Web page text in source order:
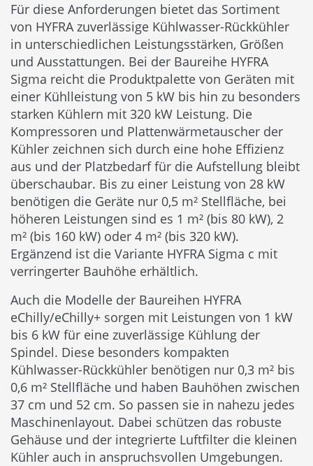
Für diese Anforderungen bietet das Sortiment
von HYFRA zuverlässige Kühlwasser-Rückkühler
in unterschiedlichen Leistungsstärken, Größen
und Ausstattungen. Bei der Baureihe HYFRA
Sigma reicht die Produktpalette von Geräten mit
einer Kühlleistung von 5 kW bis hin zu besonders
starken Kühlern mit 320 kW Leistung. Die
Kompressoren und Plattenwärmetauscher der
Kühler zeichnen sich durch eine hohe Effizienz
aus und der Platzbedarf für die Aufstellung bleibt
überschaubar. Bis zu einer Leistung von 28 kW
benötigen die Geräte nur 0,5 m² Stellfläche, bei
höheren Leistungen sind es 1 m² (bis 80 kW), 2
m² (bis 160 kW) oder 4 m² (bis 320 kW).
Ergänzend ist die Variante HYFRA Sigma c mit
verringerter Bauhöhe erhältlich.
Auch die Modelle der Baureihen HYFRA
eChilly/eChilly+ sorgen mit Leistungen von 1 kW
bis 6 kW für eine zuverlässige Kühlung der
Spindel. Diese besonders kompakten
Kühlwasser-Rückkühler benötigen nur 0,3 m² bis
0,6 m² Stellfläche und haben Bauhöhen zwischen
37 cm und 52 cm. So passen sie in nahezu jedes
Maschinenlayout. Dabei schützen das robuste
Gehäuse und der integrierte Luftfilter die kleinen
Kühler auch in anspruchsvollen Umgebungen.